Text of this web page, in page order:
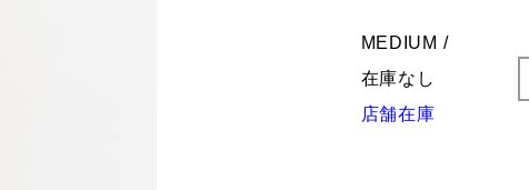
MEDIUM /
在庫なし
店舗在庫